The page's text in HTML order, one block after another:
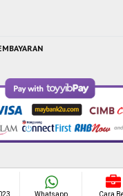
© 2021 One Syabab Sdn Bhd